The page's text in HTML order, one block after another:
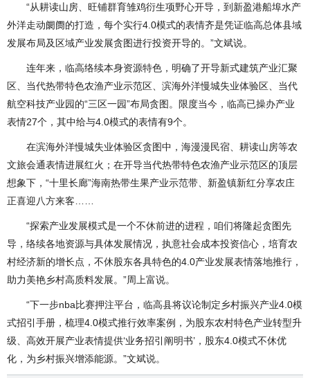
“从耕读山房、旺铺群育雏鸡衍生项野心开导，到新盈港船埠水产
外洋走动阛阓的打造，每个实行4.0模式的表情齐是凭证临高总体县域
发展布局及区域产业发展贪图进行投资开导的。”文斌说。
连年来，临高络续本身资源特色，明确了开导新式建筑产业汇聚
区、当代热带特色农渔产业示范区、滨海外洋慢城失业体验区、当代
航空科技产业园的“三区一园”布局贪图。限度当今，临高已操办产业
表情27个，其中给与4.0模式的表情有9个。
在滨海外洋慢城失业体验区贪图中，海漫漫民宿、耕读山房等农
文旅会通表情进展红火；在开导当代热带特色农渔产业示范区的顶层
想象下，“十里长廊”海南热带生果产业示范带、新盈镇新红分享农庄
正喜迎八方来客……
“探索产业发展模式是一个不休前进的进程，咱们将隆起贪图先
导，络续各地资源与具体发展情况，执意社会成本投资信心，培育农
村经济新的增长点，不休股东各具特色的4.0产业发展表情落地推行，
助力美艳乡村高质料发展。”周上富说。
“下一步nba比赛押注平台，临高县将议论制定乡村振兴产业4.0模
式招引手册，梳理4.0模式推行效率案例，为股东农村特色产业转型升
级、高效开展产业表情提供‘业务招引阐明书’，股东4.0模式不休优
化，为乡村振兴增添能源。”文斌说。